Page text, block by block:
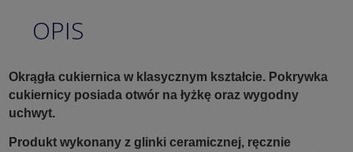
OPIS
Okrągła cukiernica w klasycznym kształcie. Pokrywka
cukiernicy posiada otwór na łyżkę oraz wygodny
uchwyt.
Produkt wykonany z glinki ceramicznej, ręcznie